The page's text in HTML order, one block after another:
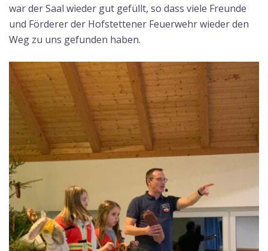
war der Saal wieder gut gefüllt, so dass viele Freunde
und Förderer der Hofstettener Feuerwehr wieder den
Weg zu uns gefunden haben.